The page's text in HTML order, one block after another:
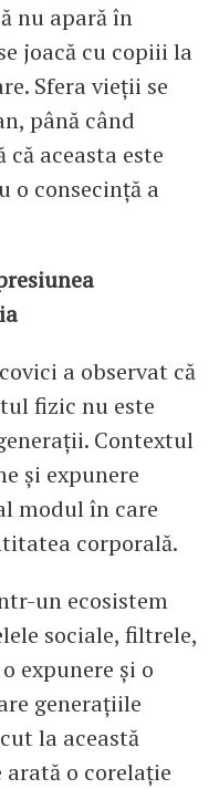
nu apară în
joacă cu copiii la
Sfera vieții se
până când
că aceasta este
o consecință a
a observat că
fizic nu este
Contextul
și expunere
modul în care
corporală.
un ecosistem
sociale, filtrele,
expunere și o
generațiile
la această
o corelație